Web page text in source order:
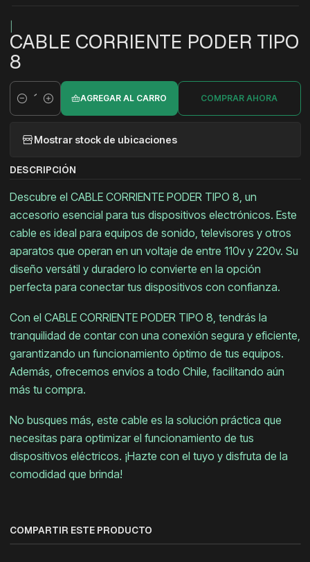
CABLE CORRIENTE PODER TIPO
8
Cantidad
AGREGAR AL CARRO COMPRAR AHORA
Mostrar stock de ubicaciones
DESCRIPCIÓN
Descubre el CABLE CORRIENTE PODER TIPO 8, un
accesorio esencial para tus dispositivos electrónicos. Este
cable es ideal para equipos de sonido, televisores y otros
aparatos que operan en un voltaje de entre 110v y 220v. Su
diseño versátil y duradero lo convierte en la opción
perfecta para conectar tus dispositivos con confianza.
Con el CABLE CORRIENTE PODER TIPO 8, tendrás la
tranquilidad de contar con una conexión segura y eficiente,
garantizando un funcionamiento óptimo de tus equipos.
Además, ofrecemos envíos a todo Chile, facilitando aún
más tu compra.
No busques más, este cable es la solución práctica que
necesitas para optimizar el funcionamiento de tus
dispositivos eléctricos. ¡Hazte con el tuyo y disfruta de la
comodidad que brinda!
COMPARTIR ESTE PRODUCTO